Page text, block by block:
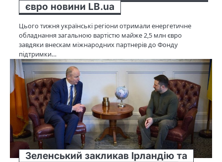
євро новини LB.ua
Цього тижня українські регіони отримали енергетичне
обладнання загальною вартістю майже 2,5 млн євро
завдяки внескам міжнародних партнерів до Фонду
підтримки…
Зеленський закликав Ірландію та